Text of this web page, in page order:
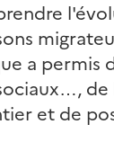
a permis
de
et de